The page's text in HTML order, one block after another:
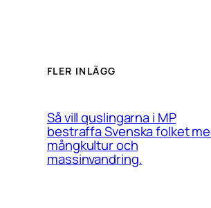
FLER INLÄGG
Så vill quslingarna i MP
bestraffa Svenska folket
mångkultur och
massinvandring.